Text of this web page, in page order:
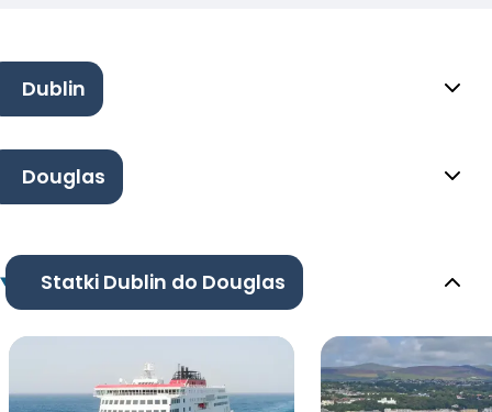
Dublin
Douglas
Statki Dublin do Douglas